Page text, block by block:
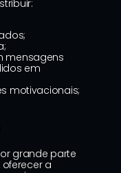
mensagens
em
motivacionais;
grande parte
a